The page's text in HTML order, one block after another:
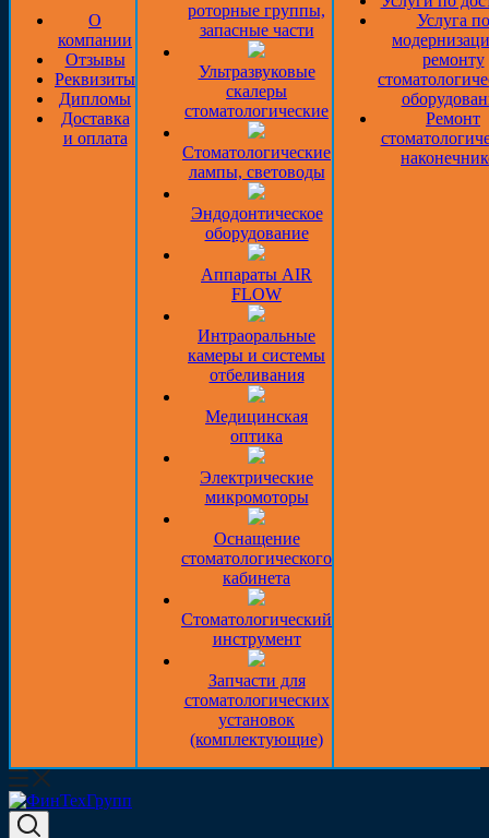
О
компании
Отзывы
Реквизиты
Дипломы
Доставка
и оплата
роторные группы,
запасные части
Ультразвуковые
скалеры
стоматологические
Стоматологические
лампы, световоды
Эндодонтическое
оборудование
Аппараты AIR
FLOW
Интраоральные
камеры и системы
отбеливания
Медицинская
оптика
Электрические
микромоторы
Оснащение
стоматологического
кабинета
Стоматологический
инструмент
Запчасти для
стоматологических
установок
(комплектующие)
Услуга по
ремонту
Ремонт